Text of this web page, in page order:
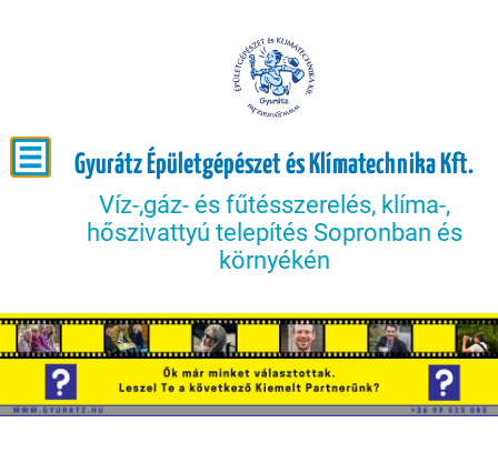
Gyurátz Épületgépészet és Klímatechnika Kft.
Víz-,gáz- és fűtésszerelés, klíma-,
hőszivattyú telepítés Sopronban és
környékén